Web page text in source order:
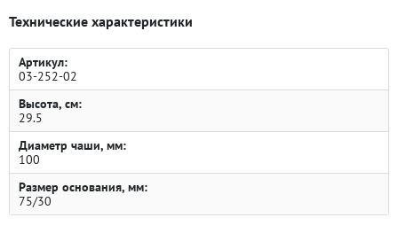
Технические характеристики
Артикул:
03-252-02
Высота, см:
29.5
Диаметр чаши, мм:
100
Размер основания, мм:
75/30